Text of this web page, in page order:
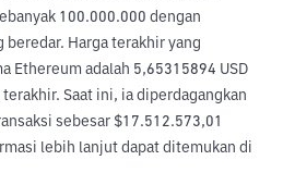
100.000.000 dengan
Harga terakhir yang
Ethereum adalah 5,65315894 USD
Saat ini, ia diperdagangkan
sebesar $17.512.573,01
lebih lanjut dapat ditemukan di